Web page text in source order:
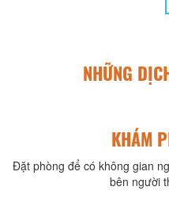
NHỮNG
KHÁM
Đặt phòng để có không gian
bên người